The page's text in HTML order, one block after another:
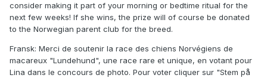
consider making it part of your morning or bedtime ritual for the
next few weeks! If she wins, the prize will of course be donated
to the Norwegian parent club for the breed.
Fransk: Merci de soutenir la race des chiens Norvégiens de
macareux "Lundehund", une race rare et unique, en votant pour
Lina dans le concours de photo. Pour voter cliquer sur "Stem på